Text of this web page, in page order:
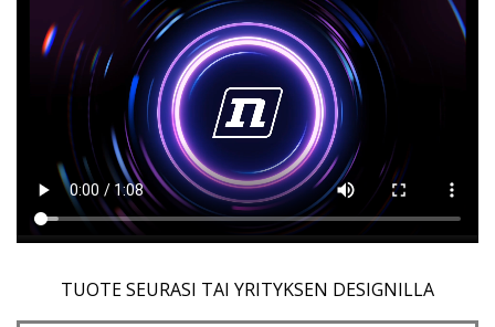
TUOTE SEURASI TAI YRITYKSEN DESIGNILLA